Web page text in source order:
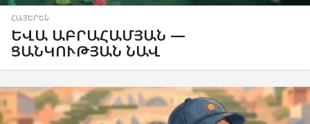
ՀԱՅԵՐԵՆ
ԵՎԱ ԱԲՐԱՀԱՄՅԱՆ —
ՑԱՆԿՈՒԹՅԱՆ ՆԱՎ